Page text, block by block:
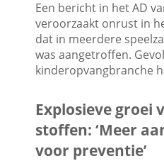
Een bericht in het AD
veroorzaakt onrust in
dat in meerdere
was aangetroffen.
kinderopvangbranche
Explosieve groei
stoffen: ‘Meer
voor preventie’